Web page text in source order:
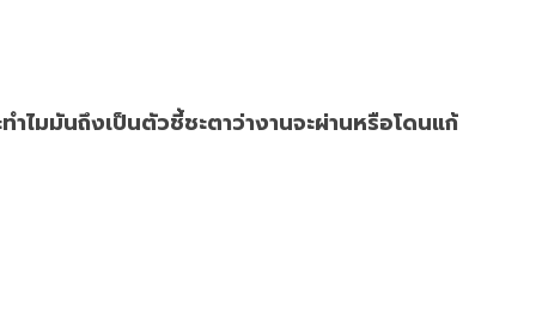
ไมมันถึงเป็นตัวชี้ชะตาว่างานจะผ่านหรือโดนแก้